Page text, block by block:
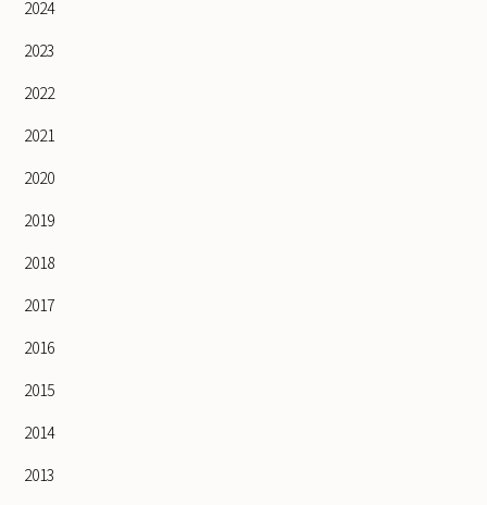
2024
2023
2022
2021
2020
2019
2018
2017
2016
2015
2014
2013